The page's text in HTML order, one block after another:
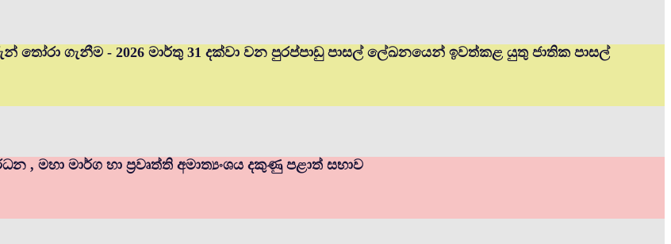
තෝරා ගැනීම - 2026 මාර්තු 31 දක්වා වන පුරප්පාඩු පාසල් ලේඛනයෙන් ඉවත්කළ යුතු ජාතික පාසල්
, මහා මාර්ග හා ප්‍රවෘත්ති අමාත්‍යංශය දකුණු පළාත් සභාව